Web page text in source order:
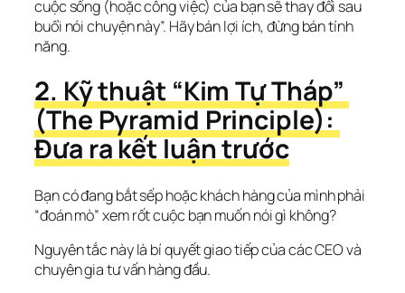
cuộc sống (hoặc công việc) của bạn sẽ thay đổi sau
buổi nói chuyện này”. Hãy bán lợi ích, đừng bán tính
năng.
2. Kỹ thuật “Kim Tự Tháp”
(The Pyramid Principle):
Đưa ra kết luận trước
Bạn có đang bắt sếp hoặc khách hàng của mình phải
“đoán mò” xem rốt cuộc bạn muốn nói gì không?
Nguyên tắc này là bí quyết giao tiếp của các CEO và
chuyên gia tư vấn hàng đầu.